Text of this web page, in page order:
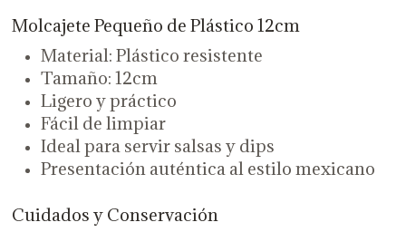
Molcajete Pequeño de Plástico 12cm
Material: Plástico resistente
Tamaño: 12cm
Ligero y práctico
Fácil de limpiar
Ideal para servir salsas y dips
Presentación auténtica al estilo mexicano
Cuidados y Conservación